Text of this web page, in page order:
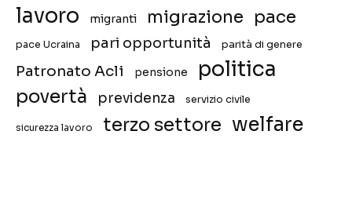
lavoro migranti migrazione pace
pace Ucraina pari opportunità parità di genere
Patronato Acli pensione politica
povertà previdenza servizio civile
sicurezza lavoro terzo settore welfare